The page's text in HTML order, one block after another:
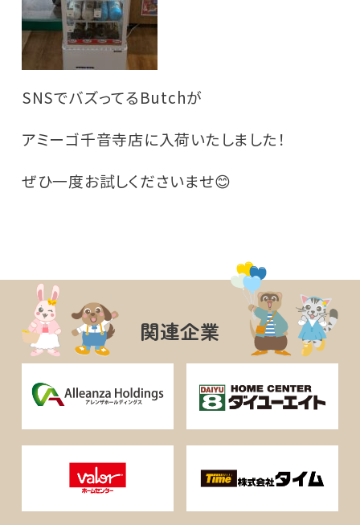
SNSでバズってるButchが
アミーゴ千音寺店に入荷いたしました！
ぜひ一度お試しくださいませ😊
関連企業